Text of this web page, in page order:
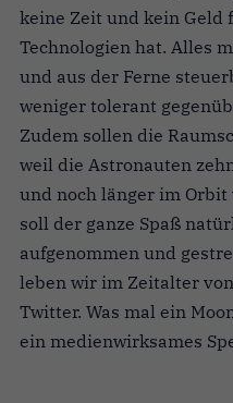
keine Zeit und kein Geld
Technologien hat. Alles
und aus der Ferne
weniger tolerant
Zudem sollen die
weil die Astronauten
und noch länger im
soll der ganze Spaß
aufgenommen und
leben wir im Zeitalter
Twitter. Was mal ein
ein medienwirksames